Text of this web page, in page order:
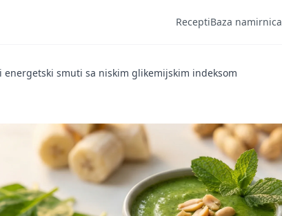
ReceptiBaza namirnica
energetski smuti sa niskim glikemijskim indeksom